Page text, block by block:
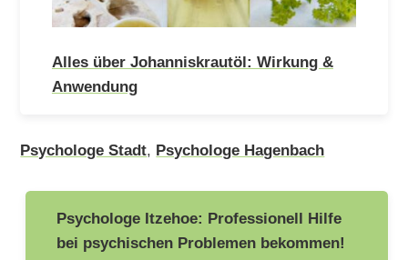
Alles über Johanniskrautöl: Wirkung &
Anwendung
Psychologe Stadt, Psychologe Hagenbach
Beitragsnavigation
Psychologe Itzehoe: Professionell Hilfe
bei psychischen Problemen bekommen!